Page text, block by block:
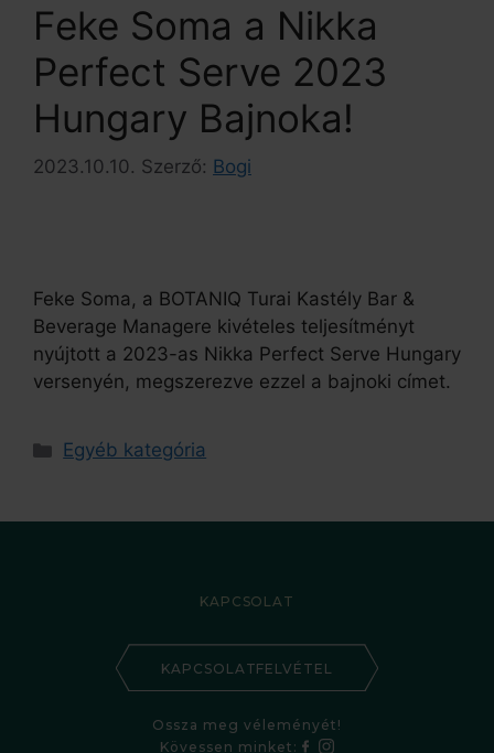
Feke Soma a Nikka
Perfect Serve 2023
Hungary Bajnoka!
2023.10.10. Szerző: Bogi
Feke Soma, a BOTANIQ Turai Kastély Bar &
Beverage Managere kivételes teljesítményt
nyújtott a 2023-as Nikka Perfect Serve Hungary
versenyén, megszerezve ezzel a bajnoki címet.
Egyéb kategória
KAPCSOLAT
KAPCSOLATFELVÉTEL
Ossza meg véleményét!
Kövessen minket: